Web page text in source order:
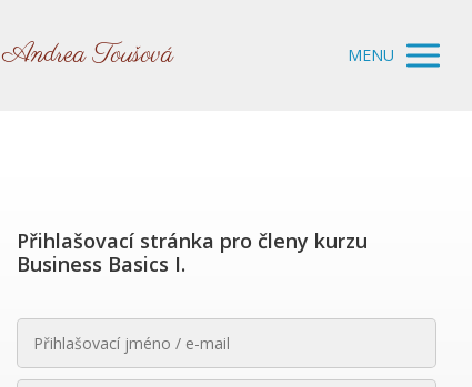
Andrea Toušová MENU
Přihlašovací stránka pro členy kurzu
Business Basics I.